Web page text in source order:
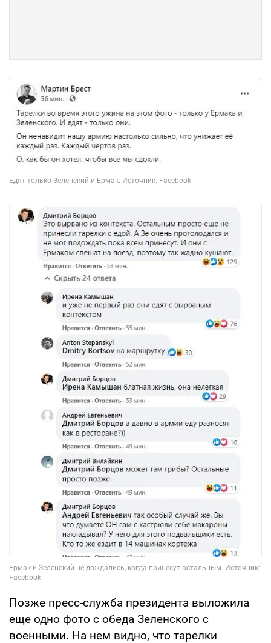
Позже пресс-служба президента выложила
еще одно фото с обеда Зеленского с
военными. На нем видно, что тарелки